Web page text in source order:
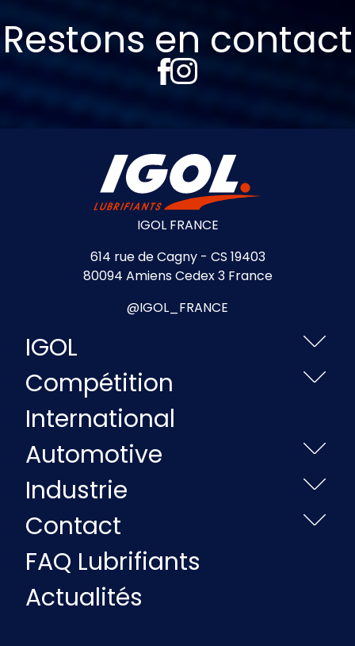
Restons en contact
IGOL FRANCE
614 rue de Cagny - CS 19403
80094 Amiens Cedex 3 France
@IGOL_FRANCE
IGOL
Compétition
International
Automotive
Industrie
Contact
FAQ Lubrifiants
Actualités